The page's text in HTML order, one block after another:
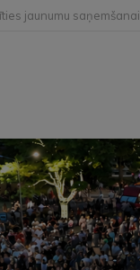
jaunumu saņemšanai